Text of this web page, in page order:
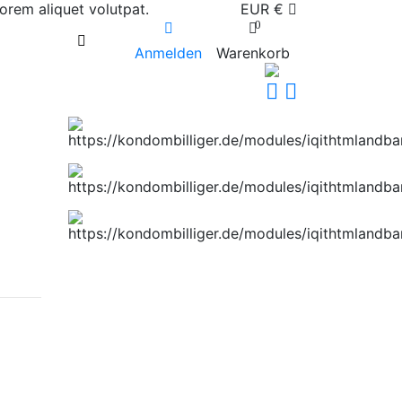
aliquet volutpat. EUR €
Anmelden
0
Warenkorb